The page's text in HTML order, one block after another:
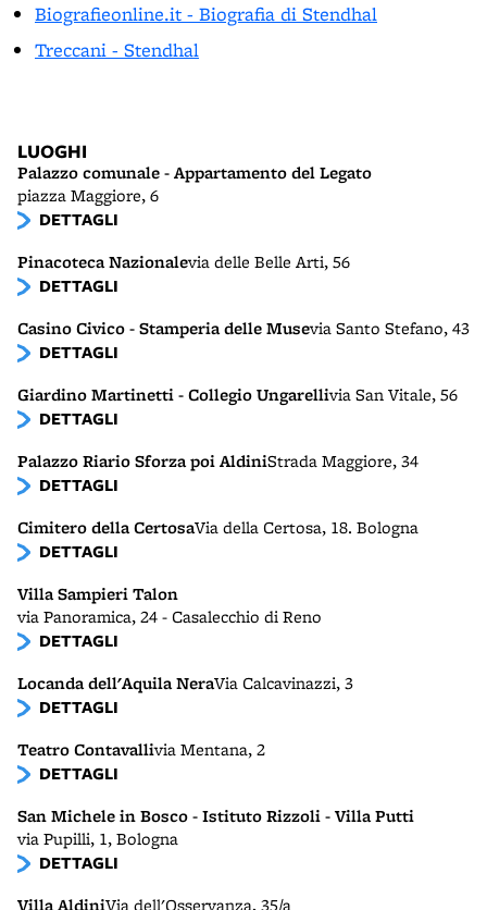
Biografieonline.it - Biografia di Stendhal
Treccani - Stendhal
LUOGHI
Palazzo comunale - Appartamento del Legato
piazza Maggiore, 6
DETTAGLI
Pinacoteca Nazionalevia delle Belle Arti, 56
DETTAGLI
Casino Civico - Stamperia delle Musevia Santo Stefano, 43
DETTAGLI
Giardino Martinetti - Collegio Ungarellivia San Vitale, 56
DETTAGLI
Palazzo Riario Sforza poi AldiniStrada Maggiore, 34
DETTAGLI
Cimitero della CertosaVia della Certosa, 18. Bologna
DETTAGLI
Villa Sampieri Talon
via Panoramica, 24 - Casalecchio di Reno
DETTAGLI
Locanda dell'Aquila NeraVia Calcavinazzi, 3
DETTAGLI
Teatro Contavallivia Mentana, 2
DETTAGLI
San Michele in Bosco - Istituto Rizzoli - Villa Putti
via Pupilli, 1, Bologna
DETTAGLI
Villa AldiniVia dell'Osservanza, 35/a